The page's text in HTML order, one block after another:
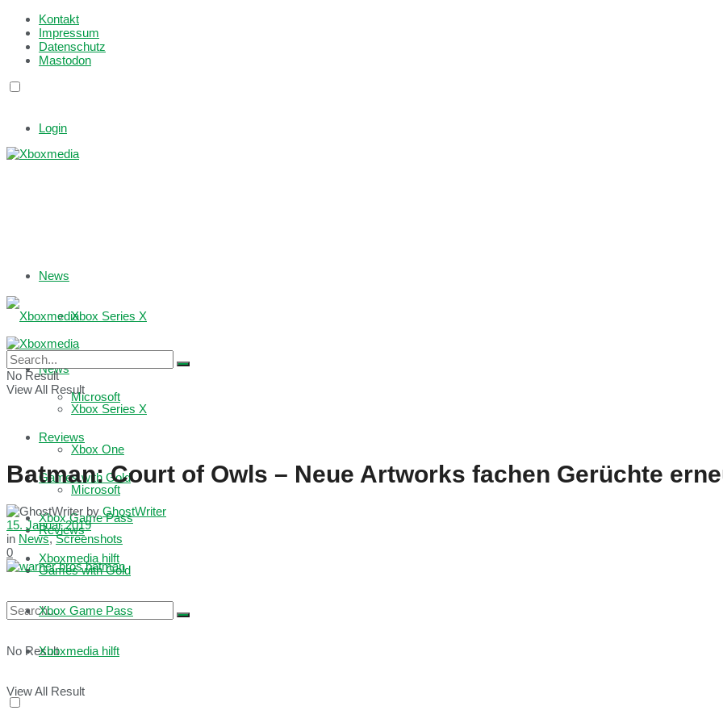
Kontakt
Impressum
Datenschutz
Mastodon
Login
News
Xbox Series X
Microsoft
Reviews
Games with Gold
Xbox Game Pass
Xboxmedia hilft
No Result
View All Result
News
Xbox Series X
Xbox One
Microsoft
Reviews
Games with Gold
Xbox Game Pass
Xboxmedia hilft
No Result
View All Result
Batman: Court of Owls – Neue Artworks fachen Gerüchte
by GhostWriter
15. Januar 2019
in News,Screenshots
0